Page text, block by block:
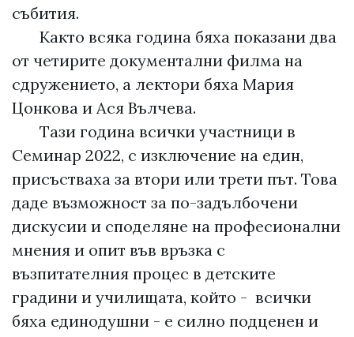
събития.
Както всяка година бяха показани два
от четирите документални филма на
сдружението, а лектори бяха Мария
Цонкова и Ася Вълчева.
Тази година всички участници в
Семинар 2022, с изключение на един,
присъстваха за втори или трети път. Това
даде възможност за по-задълбочени
дискусии и споделяне на професионални
мнения и опит във връзка с
възпитателния процес в детските
градини и училищата, който - всички
бяха единодушни - е силно подценен и